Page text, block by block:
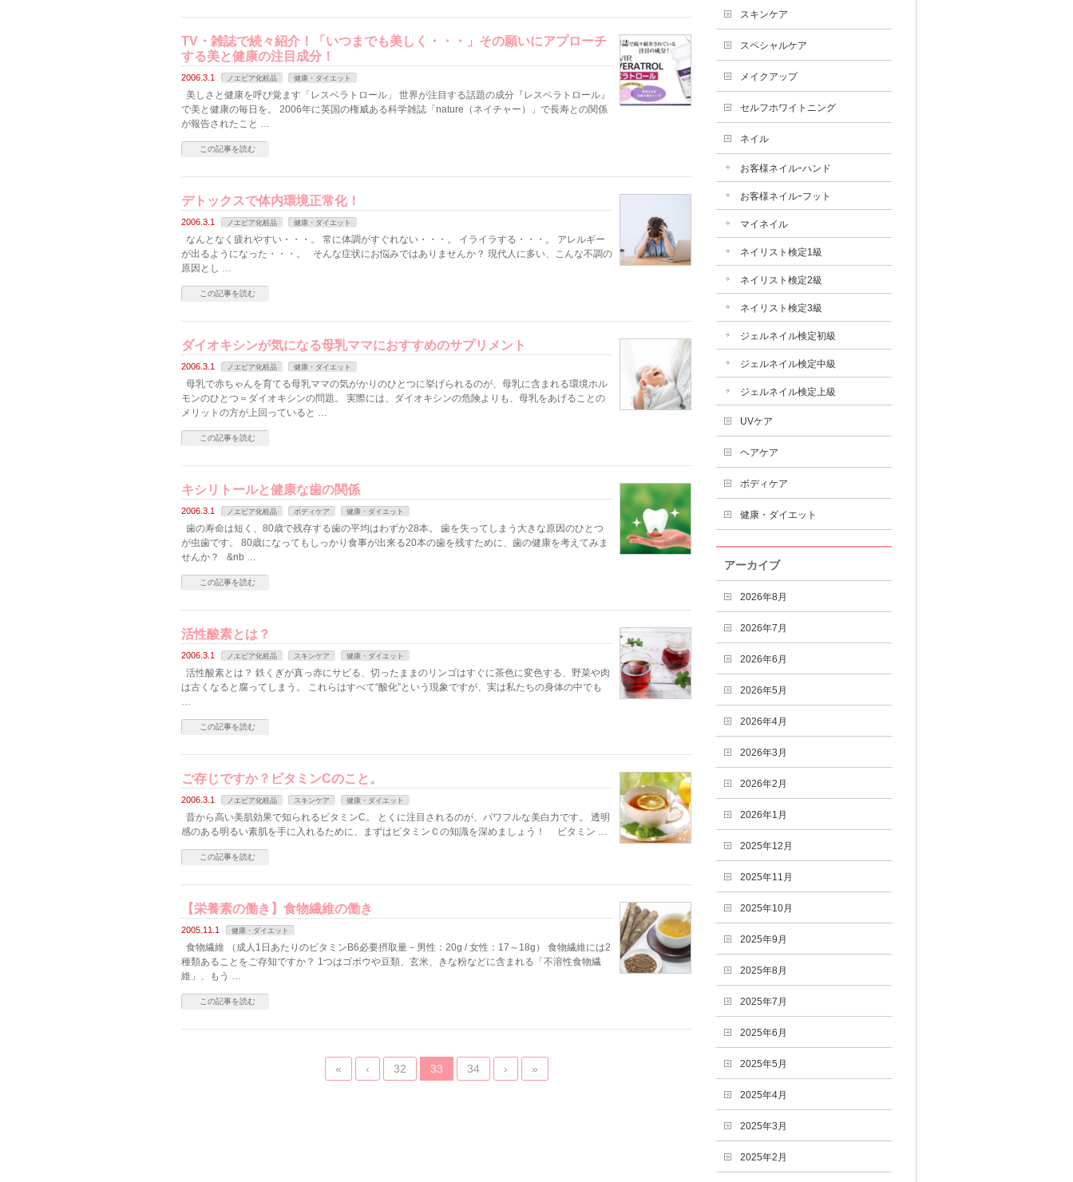
TV・雑誌で続々紹介！「いつまでも美しく・・・」その願いにアプローチ
する美と健康の注目成分！
2006.3.1 ノエビア化粧品 健康・ダイエット
美しさと健康を呼び覚ます「レスベラトロール」 世界が注目する話題の成分『レスベラトロール』
で美と健康の毎日を。 2006年に英国の権威ある科学雑誌「nature（ネイチャー）」で長寿との関係
が報告されたこと …
この記事を読む
デトックスで体内環境正常化！
2006.3.1 ノエビア化粧品 健康・ダイエット
なんとなく疲れやすい・・・。 常に体調がすぐれない・・・。 イライラする・・・。 アレルギー
が出るようになった・・・。 そんな症状にお悩みではありませんか？ 現代人に多い、こんな不調の
原因とし …
この記事を読む
ダイオキシンが気になる母乳ママにおすすめのサプリメント
2006.3.1 ノエビア化粧品 健康・ダイエット
母乳で赤ちゃんを育てる母乳ママの気がかりのひとつに挙げられるのが、母乳に含まれる環境ホル
モンのひとつ＝ダイオキシンの問題。 実際には、ダイオキシンの危険よりも、母乳をあげることの
メリットの方が上回っていると …
この記事を読む
キシリトールと健康な歯の関係
2006.3.1 ノエビア化粧品 ボディケア 健康・ダイエット
歯の寿命は短く、80歳で残存する歯の平均はわずか28本。 歯を失ってしまう大きな原因のひとつ
が虫歯です。 80歳になってもしっかり食事が出来る20本の歯を残すために、歯の健康を考えてみま
せんか？ &nb …
この記事を読む
活性酸素とは？
2006.3.1 ノエビア化粧品 スキンケア 健康・ダイエット
活性酸素とは？ 鉄くぎが真っ赤にサビる、切ったままのリンゴはすぐに茶色に変色する、野菜や肉
は古くなると腐ってしまう。 これらはすべて“酸化”という現象ですが、実は私たちの身体の中でも
…
この記事を読む
ご存じですか？ビタミンCのこと。
2006.3.1 ノエビア化粧品 スキンケア 健康・ダイエット
昔から高い美肌効果で知られるビタミンC。 とくに注目されるのが、パワフルな美白力です。 透明
感のある明るい素肌を手に入れるために、まずはビタミンＣの知識を深めましょう！ ビタミン …
この記事を読む
【栄養素の働き】食物繊維の働き
2005.11.1 健康・ダイエット
食物繊維 （成人1日あたりのビタミンB6必要摂取量－男性：20g / 女性：17～18g） 食物繊維には2
種類あることをご存知ですか？ 1つはゴボウや豆類、玄米、きな粉などに含まれる「不溶性食物繊
維」、もう …
この記事を読む
« ‹ 32 33 34 › »
スキンケア
スペシャルケア
メイクアップ
セルフホワイトニング
ネイル
お客様ネイルｰハンド
お客様ネイルｰフット
マイネイル
ネイリスト検定1級
ネイリスト検定2級
ネイリスト検定3級
ジェルネイル検定初級
ジェルネイル検定中級
ジェルネイル検定上級
UVケア
ヘアケア
ボディケア
健康・ダイエット
アーカイブ
2026年8月
2026年7月
2026年6月
2026年5月
2026年4月
2026年3月
2026年2月
2026年1月
2025年12月
2025年11月
2025年10月
2025年9月
2025年8月
2025年7月
2025年6月
2025年5月
2025年4月
2025年3月
2025年2月